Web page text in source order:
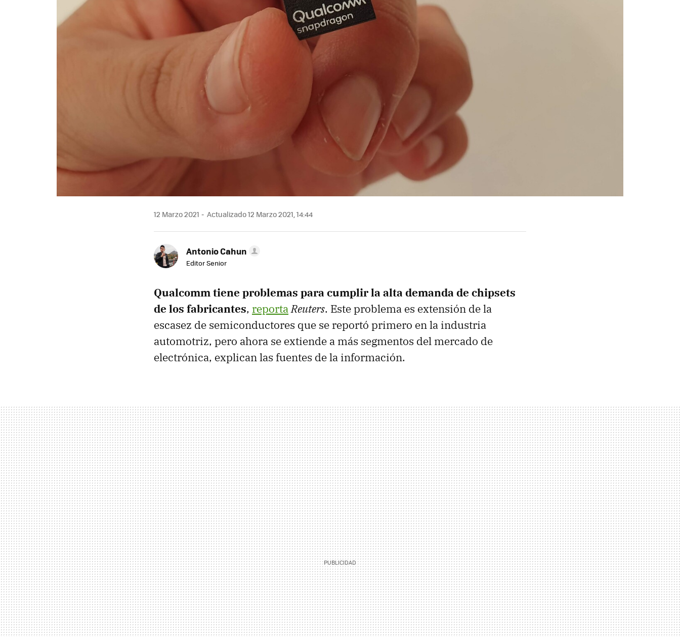
12 Marzo 2021 Actualizado 12 Marzo 2021, 14:44
Antonio Cahun
Editor Senior
Qualcomm tiene problemas para cumplir la alta demanda de chipsets
de los fabricantes, reportaReuters. Este problema es extensión de la
escasez de semiconductores que se reportó primero en la industria
automotriz, pero ahora se extiende a más segmentos del mercado de
electrónica, explican las fuentes de la información.